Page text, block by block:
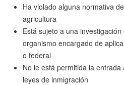
Ha violado alguna normativa
agricultura
Está sujeto a una
organismo encargado de
o federal
No le está permitida la
leyes de inmigración